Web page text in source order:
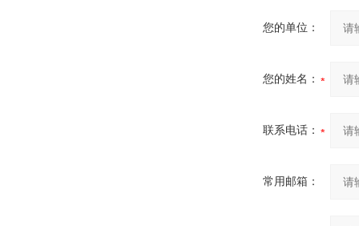
您的单位：
您的姓名：
联系电话：
常用邮箱：